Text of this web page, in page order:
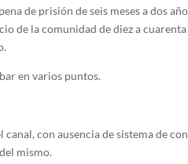
de prisión de seis meses a dos
de la comunidad de diez a
en varios puntos.
con ausencia de sistema de
mismo.